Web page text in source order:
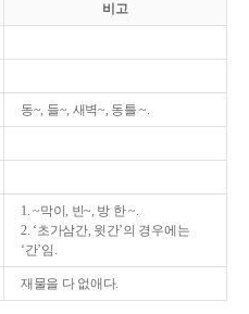
비고
동~, 들~, 새벽~, 동틀 ~.
1. ~막이, 빈~, 방 한 ~.
2. ‘초가삼간, 윗간’의 경우에는
‘간’임.
재물을 다 없애다.